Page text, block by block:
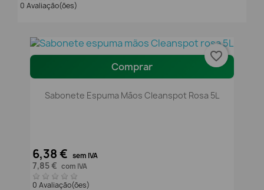
0 Avaliação(ões)
Comprar
Sabonete Espuma Mãos Cleanspot Rosa 5L
6,38 € sem IVA
7,85 € com IVA
0 Avaliação(ões)
favorite_border